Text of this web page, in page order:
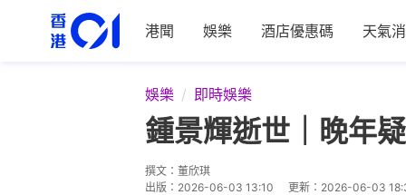
港聞 娛樂 酒店優惠碼 天氣
娛樂 即時娛樂
鍾景輝逝世｜晚年
撰文： 董欣琪
出版： 2026-06-03 13:10 更新： 2026-06-03